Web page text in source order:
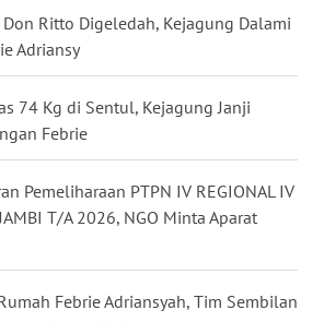
Don Ritto Digeledah, Kejagung Dalami
Adriansy
74 Kg di Sentul, Kejagung Janji
Febrie
Pemeliharaan PTPN IV REGIONAL IV
T/A 2026, NGO Minta Aparat
Febrie Adriansyah, Tim Sembilan